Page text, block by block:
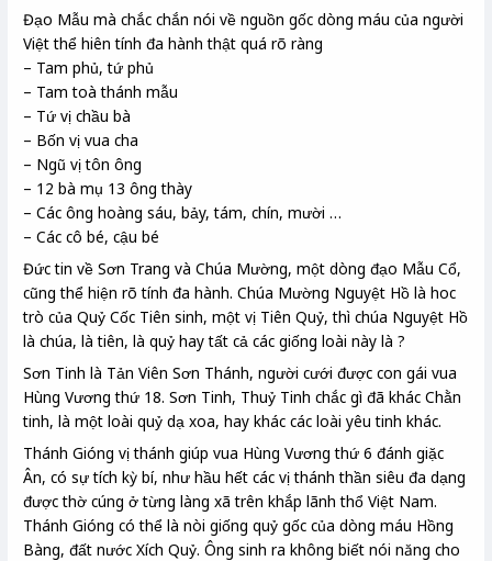
Đạo Mẫu mà chắc chắn nói về nguồn gốc dòng máu của người
Việt thể hiên tính đa hành thật quá rõ ràng
– Tam phủ, tứ phủ
– Tam toà thánh mẫu
– Tứ vị chầu bà
– Bốn vị vua cha
– Ngũ vị tôn ông
– 12 bà mụ 13 ông thày
– Các ông hoàng sáu, bảy, tám, chín, mười …
– Các cô bé, cậu bé
Đức tin về Sơn Trang và Chúa Mường, một dòng đạo Mẫu Cổ,
cũng thể hiện rõ tính đa hành. Chúa Mường Nguyệt Hồ là hoc
trò của Quỷ Cốc Tiên sinh, một vị Tiên Quỷ, thì chúa Nguyệt Hồ
là chúa, là tiên, là quỷ hay tất cả các giống loài này là ?
Sơn Tinh là Tản Viên Sơn Thánh, người cưới được con gái vua
Hùng Vương thứ 18. Sơn Tinh, Thuỷ Tinh chắc gì đã khác Chằn
tinh, là một loài quỷ dạ xoa, hay khác các loài yêu tinh khác.
Thánh Gióng vị thánh giúp vua Hùng Vương thứ 6 đánh giặc
Ân, có sự tích kỳ bí, như hầu hết các vị thánh thần siêu đa dạng
được thờ cúng ở từng làng xã trên khắp lãnh thổ Việt Nam.
Thánh Gióng có thể là nòi giống quỷ gốc của dòng máu Hồng
Bàng, đất nước Xích Quỷ. Ông sinh ra không biết nói năng cho